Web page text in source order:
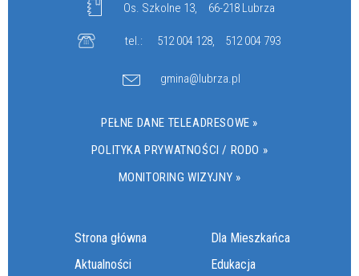
Os. Szkolne 13, 66-218 Lubrza
tel.: 512 004 128, 512 004 793
gmina@lubrza.pl
PEŁNE DANE TELEADRESOWE »
POLITYKA PRYWATNOŚCI / RODO »
MONITORING WIZYJNY »
Strona główna
Aktualności
Dla Mieszkańca
Edukacja